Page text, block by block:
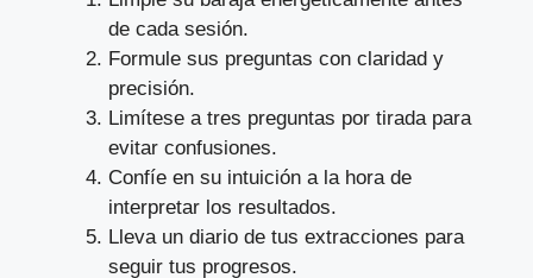
de cada sesión.
Formule sus preguntas con claridad y
precisión.
Limítese a tres preguntas por tirada para
evitar confusiones.
Confíe en su intuición a la hora de
interpretar los resultados.
Lleva un diario de tus extracciones para
seguir tus progresos.